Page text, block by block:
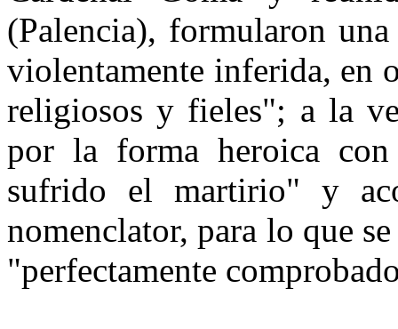
(Palencia), formularon
violentamente inferida, en
religiosos y fieles"; a la
por la forma heroica
sufrido el martirio" y
nomenclator, para lo que
"perfectamente